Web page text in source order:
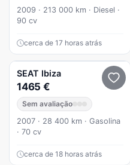
2009 · 213 000 km · Diesel ·
90 cv
cerca de 17 horas atrás
SEAT Ibiza
1465 €
Sem avaliação
2007 · 28 400 km · Gasolina
· 70 cv
cerca de 18 horas atrás